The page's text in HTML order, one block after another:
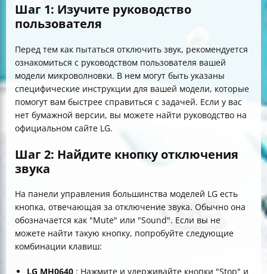
Шаг 1: Изучите руководство
пользователя
Перед тем как пытаться отключить звук, рекомендуется
ознакомиться с руководством пользователя вашей
модели микроволновки. В нем могут быть указаны
специфические инструкции для вашей модели, которые
помогут вам быстрее справиться с задачей. Если у вас
нет бумажной версии, вы можете найти руководство на
официальном сайте LG.
Шаг 2: Найдите кнопку отключения
звука
На панели управления большинства моделей LG есть
кнопка, отвечающая за отключение звука. Обычно она
обозначается как "Mute" или "Sound". Если вы не
можете найти такую кнопку, попробуйте следующие
комбинации клавиш:
LG MH0640 : Нажмите и удерживайте кнопки "Stop" и